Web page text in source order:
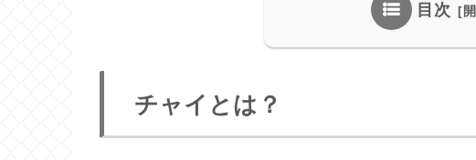
目次
チャイとは？